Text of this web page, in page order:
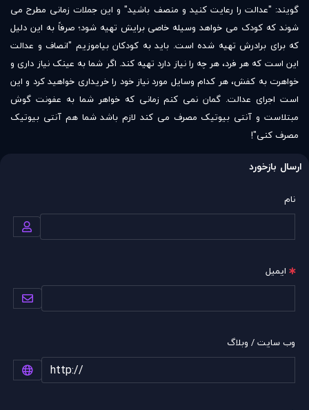
گویند: "عدالت را رعایت کنید و منصف باشید" و این جملات زمانی مطرح می
شوند که کودک می خواهد وسیله خاصی برایش تهیه شود؛ صرفاً به این دلیل
که برای برادرش تهیه شده است. باید به کودکان بیاموزیم "انصاف و عدالت
این است که هر فرد، هر چه را نیاز دارد تهیه کند. اگر شما به عینک نیاز داری و
خواهرت به کفش، هر کدام وسایل مورد نیاز خود را خریداری خواهید کرد و این
است اجرای عدالت. گمان نمی کنم زمانی که خواهر شما به عفونت گوش
مبتلاست و آنتی بیوتیک مصرف می کند لازم باشد شما هم آنتی بیوتیک
مصرف کنی"!
ارسال بازخورد
نام
ایمیل
وب سایت / وبلاگ